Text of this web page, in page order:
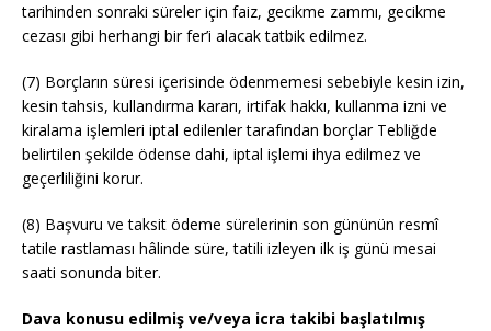
tarihinden sonraki süreler için faiz, gecikme zammı, gecikme
cezası gibi herhangi bir fer’i alacak tatbik edilmez.
(7) Borçların süresi içerisinde ödenmemesi sebebiyle kesin izin,
kesin tahsis, kullandırma kararı, irtifak hakkı, kullanma izni ve
kiralama işlemleri iptal edilenler tarafından borçlar Tebliğde
belirtilen şekilde ödense dahi, iptal işlemi ihya edilmez ve
geçerliliğini korur.
(8) Başvuru ve taksit ödeme sürelerinin son gününün resmî
tatile rastlaması hâlinde süre, tatili izleyen ilk iş günü mesai
saati sonunda biter.
Dava konusu edilmiş ve/veya icra takibi başlatılmış